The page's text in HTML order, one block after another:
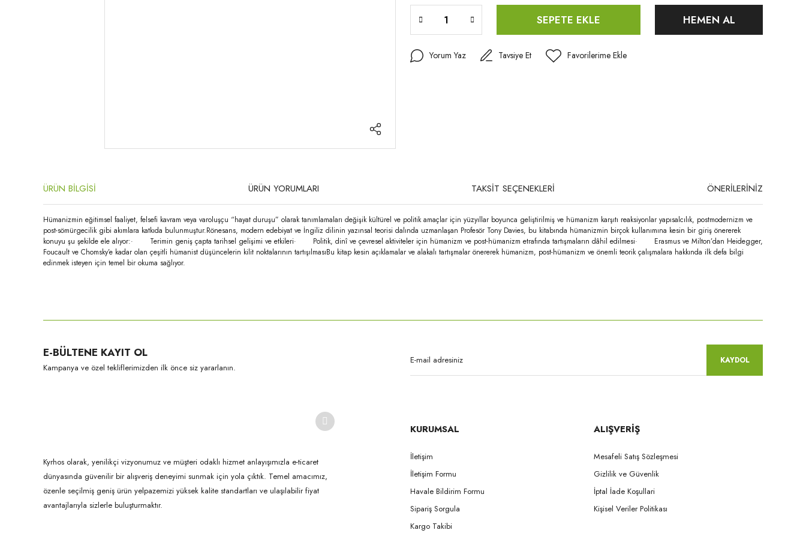
SEPETE EKLE HEMEN AL
Yorum Yaz Tavsiye Et
ÜRÜN BİLGİSİ ÜRÜN YORUMLARI TAKSİT SEÇENEKLERİ ÖNERİLERİNİZ
Hümanizmin eğitimsel faaliyet, felsefi kavram veya varoluşçu “hayat duruşu” olarak tanımlamaları değişik kültürel ve politik amaçlar için yüzyıllar boyunca geliştirilmiş ve hümanizm karşıtı reaksiyonlar yapısalcılık, postmodernizm ve
post-sömürgecilik gibi akımlara katkıda bulunmuştur.Rönesans, modern edebiyat ve İngiliz dilinin yazınsal teorisi dalında uzmanlaşan Profesör Tony Davies, bu kitabında hümanizmin birçok kullanımına kesin bir giriş önererek
konuyu şu şekilde ele alıyor:· Terimin geniş çapta tarihsel gelişimi ve etkileri· Politik, dinî ve çevresel aktiviteler için hümanizm ve post-hümanizm etrafında tartışmaların dâhil edilmesi· Erasmus ve Milton’dan Heidegger,
Foucault ve Chomsky’e kadar olan çeşitli hümanist düşüncelerin kilit noktalarının tartışılmasıBu kitap kesin açıklamalar ve alakalı tartışmalar önererek hümanizm, post-hümanizm ve önemli teorik çalışmalara hakkında ilk defa bilgi
edinmek isteyen için temel bir okuma sağlıyor.
Ürün açıklamasında eksik bilgiler bulunuyor.
Ürün bilgilerinde hatalar bulunuyor.
E-BÜLTENE KAYIT OL
Kampanya ve özel tekliflerimizden ilk önce siz yararlanın.
KAYDOL
Kyrhos olarak, yenilikçi vizyonumuz ve müşteri odaklı hizmet anlayışımızla e-ticaret
dünyasında güvenilir bir alışveriş deneyimi sunmak için yola çıktık. Temel amacımız,
özenle seçilmiş geniş ürün yelpazemizi yüksek kalite standartları ve ulaşılabilir fiyat
avantajlarıyla sizlerle buluşturmaktır.
KURUMSAL
İletişim
İletişim Formu
Havale Bildirim Formu
Sipariş Sorgula
Kargo Takibi
ALIŞVERİŞ
Mesafeli Satış Sözleşmesi
Gizlilik ve Güvenlik
İptal İade Koşullari
Kişisel Veriler Politikası